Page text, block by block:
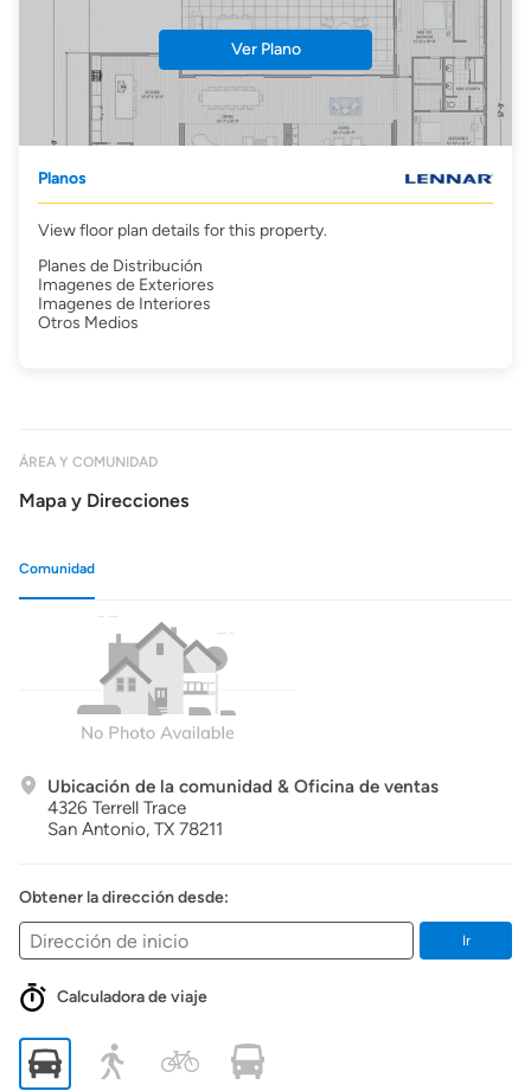
Ver Plano
Planos
View floor plan details for this property.
Planes de Distribución
Imagenes de Exteriores
Imagenes de Interiores
Otros Medios
ÁREA Y COMUNIDAD
Mapa y Direcciones
Comunidad
Ubicación de la comunidad & Oficina de ventas
4326 Terrell Trace
San Antonio, TX 78211
Obtener la dirección desde:
Ir
Calculadora de viaje